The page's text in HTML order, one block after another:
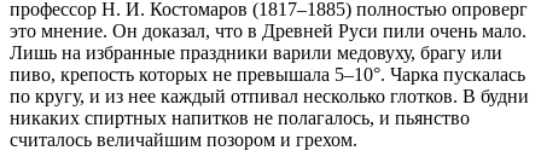
профессор Н. И. Костомаров (1817–1885) полностью опроверг
это мнение. Он доказал, что в Древней Руси пили очень мало.
Лишь на избранные праздники варили медовуху, брагу или
пиво, крепость которых не превышала 5–10°. Чарка пускалась
по кругу, и из нее каждый отпивал несколько глотков. В будни
никаких спиртных напитков не полагалось, и пьянство
считалось величайшим позором и грехом.